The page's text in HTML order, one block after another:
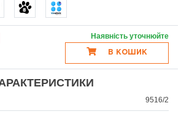
Наявність уточнюйте
В КОШИК
9516/2